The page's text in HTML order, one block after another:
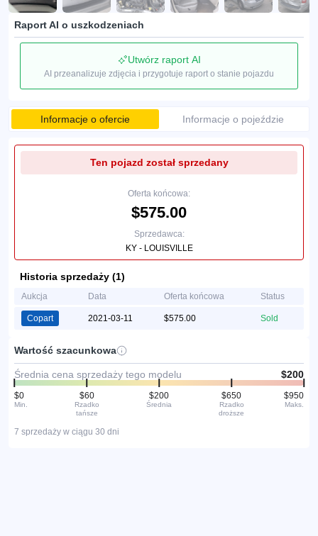
Raport AI o uszkodzeniach
Utwórz raport AI
AI przeanalizuje zdjęcia i przygotuje raport o stanie pojazdu
Informacje o ofercie Informacje o pojeździe
Ten pojazd został sprzedany
Oferta końcowa:
$575.00
Sprzedawca:
KY - LOUISVILLE
Historia sprzedaży (1)
Aukcja Data Oferta końcowa Status
Copart 2021-03-11 $575.00 Sold
Wartość szacunkowa
Średnia cena sprzedaży tego modelu $200
$0
Min.
$60
Rzadko
tańsze
$200
Średnia
$650
Rzadko
droższe
$950
Maks.
7 sprzedaży w ciągu 30 dni